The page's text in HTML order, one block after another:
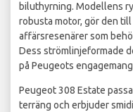
biluthyrning. Modellens
robusta motor, gör den
affärsresenärer som
Dess strömlinjeformade
på Peugeots
Peugeot 308 Estate
terräng och erbjuder